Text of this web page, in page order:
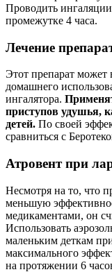
Проводить
промежутке 4 часа.
Лечение
Этот препарат может
домашнего
ингалятора.
приступов удушья,
детей. По своей
сравниться с
Атровент при
Несмотря на то, что
меньшую
медикаментами, он
Использовать
маленьким деткам
максимального
на протяжении 6